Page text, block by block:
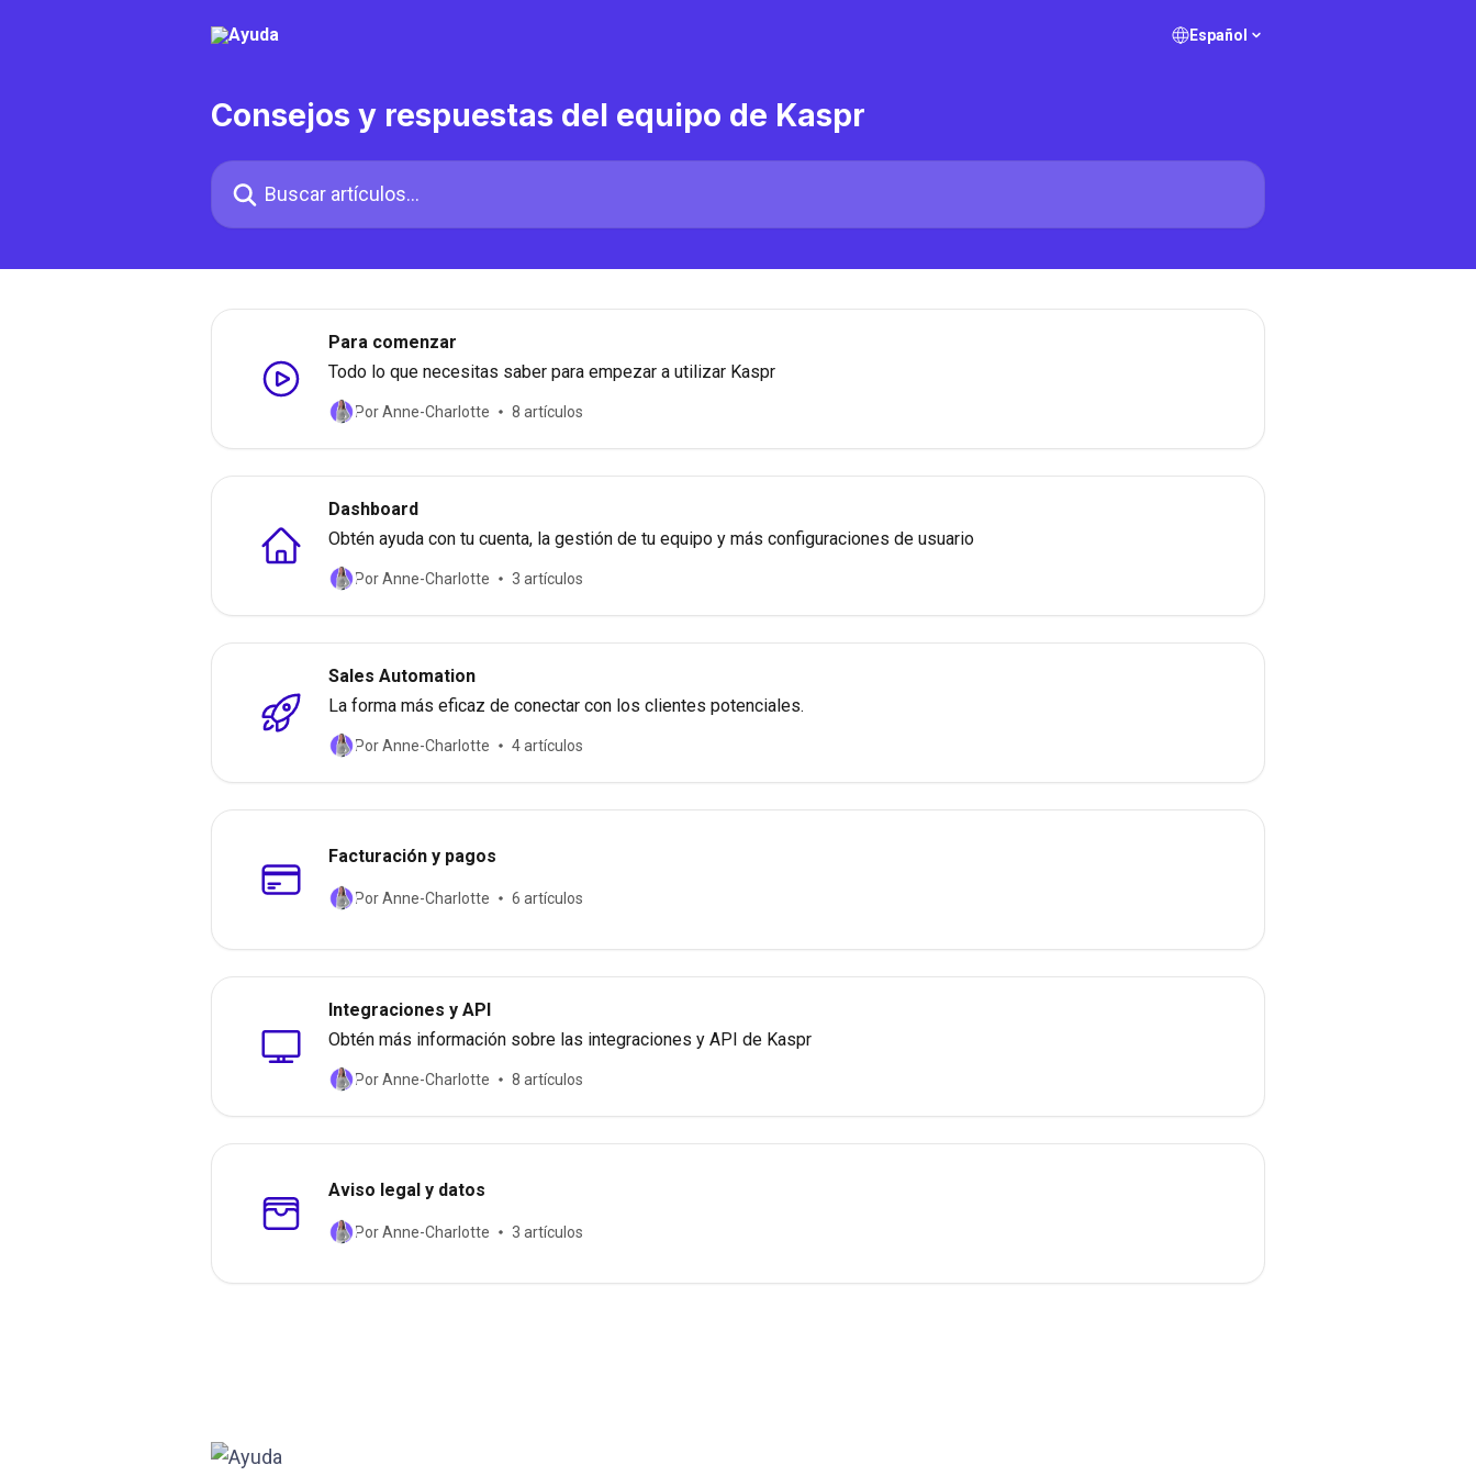
Español
Consejos y respuestas del equipo de Kaspr
Buscar artículos...
Para comenzar
Todo lo que necesitas saber para empezar a utilizar Kaspr
Por Anne-Charlotte 8 artículos
Dashboard
Obtén ayuda con tu cuenta, la gestión de tu equipo y más configuraciones de usuario
Por Anne-Charlotte 3 artículos
Sales Automation
La forma más eficaz de conectar con los clientes potenciales.
Por Anne-Charlotte 4 artículos
Facturación y pagos
Por Anne-Charlotte 6 artículos
Integraciones y API
Obtén más información sobre las integraciones y API de Kaspr
Por Anne-Charlotte 8 artículos
Aviso legal y datos
Por Anne-Charlotte 3 artículos